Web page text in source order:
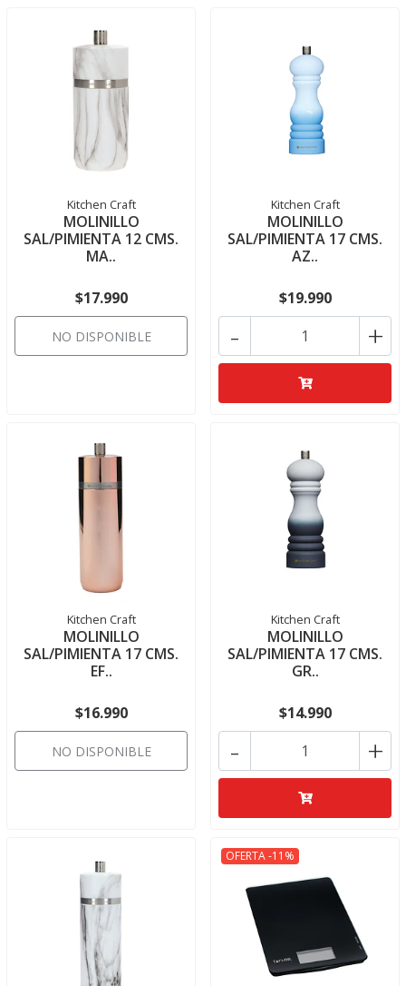
Kitchen Craft
MOLINILLO
SAL/PIMIENTA 12 CMS.
MA..
$17.990
NO DISPONIBLE
Kitchen Craft
MOLINILLO
SAL/PIMIENTA 17 CMS.
AZ..
$19.990
+
-
Kitchen Craft
MOLINILLO
SAL/PIMIENTA 17 CMS.
EF..
$16.990
NO DISPONIBLE
Kitchen Craft
MOLINILLO
SAL/PIMIENTA 17 CMS.
GR..
$14.990
+
-
OFERTA -11%